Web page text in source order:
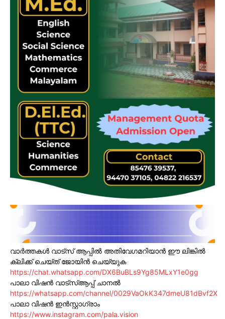
വാർത്തകൾ വാട്സ് ആപ്പിൽ അതിവേഗമറിയാൻ ഈ ലിങ്കിൽ
ക്ലിക്ക് ചെയ്ത് ജോയിൻ ചെയ്യുക
https://chat.whatsapp.com/DX6BuBLs9Yg85MLxY1e0gg
പാലാ വിഷൻ വാട്സ്ആപ്പ് ചാനൽ
https://whatsapp.com/channel/0029VaOkK347dmeU81dBvf2X
പാലാ വിഷൻ ഇൻസ്റ്റാഗ്രാം
https://www.instagram.com/pala.vision